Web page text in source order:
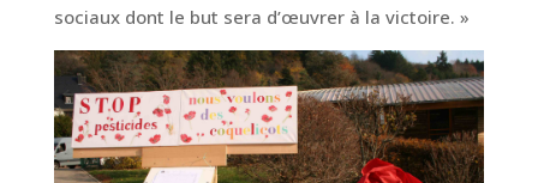
sociaux dont le but sera d’œuvrer à la victoire. »